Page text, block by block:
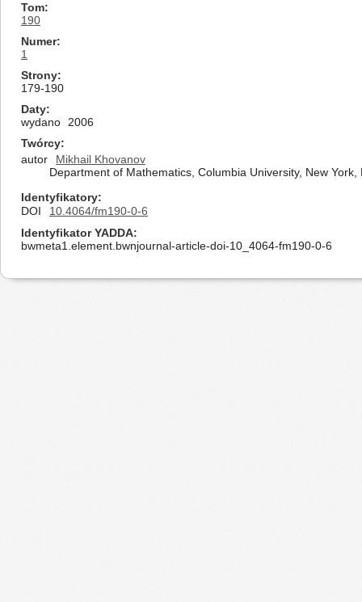
Tom
190
Numer
1
Strony
179-190
Daty
wydano
2006
Twórcy
autor
Mikhail Khovanov
Department of Mathematics, Columbia University, New York,
Identyfikatory
DOI
10.4064/fm190-0-6
Identyfikator YADDA
bwmeta1.element.bwnjournal-article-doi-10_4064-fm190-0-6